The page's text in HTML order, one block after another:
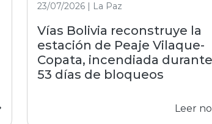
23/07/2026 | La Paz
Vías Bolivia reconstruye la
estación de Peaje Vilaque-
Copata, incendiada
53 días de bloqueos
Leer